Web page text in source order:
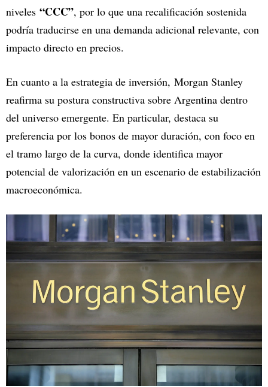
niveles “CCC”, por lo que una recalificación sostenida
podría traducirse en una demanda adicional relevante, con
impacto directo en precios.
En cuanto a la estrategia de inversión, Morgan Stanley
reafirma su postura constructiva sobre Argentina dentro
del universo emergente. En particular, destaca su
preferencia por los bonos de mayor duración, con foco en
el tramo largo de la curva, donde identifica mayor
potencial de valorización en un escenario de estabilización
macroeconómica.